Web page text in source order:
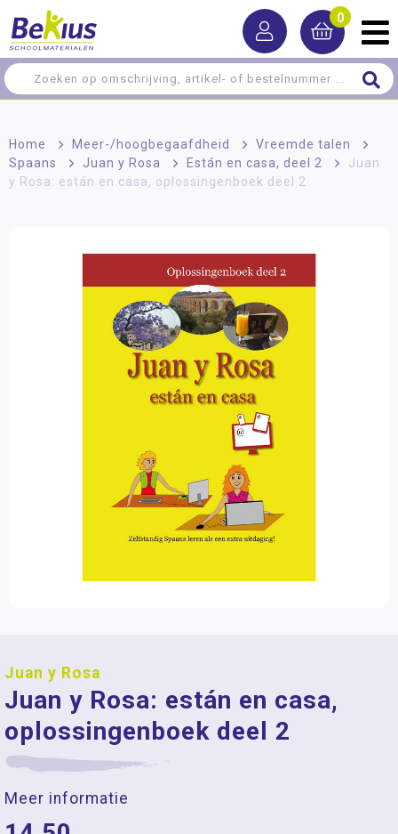
0
Home > Meer-/hoog­begaafdheid > Vreemde talen
>
Spaans
> Juan y Rosa > Están en casa, deel 2 >
Juan
y Rosa: están en casa, oplossingenboek deel 2
Juan y Rosa
Juan y Rosa: están en casa,
oplossingenboek deel 2
Meer informatie